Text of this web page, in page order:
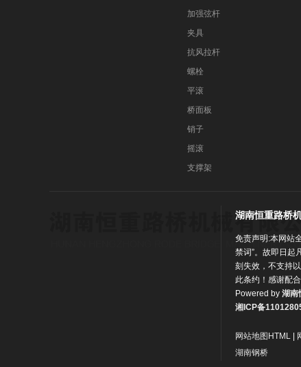
加强弦杆
夹具
抗风拉杆
螺栓
平滚
桥面板
销子
摇滚
支撑架
湖南恒重路桥
免责声明:本网站
禁词”。故即日起
刻失效，不支持
此条约！感谢配合
Powered by 湖南
湘ICP备
网站地图HTML
湖南钢桥